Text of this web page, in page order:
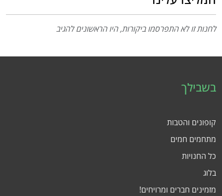
לחנות זו לא התפרסמו ביקורות, היו הראשונים להגיב
בשבילך
קופונים והטבות
מתחמים חמים
כל החנויות
בלוג
מזמינים חברים ומרויחים!